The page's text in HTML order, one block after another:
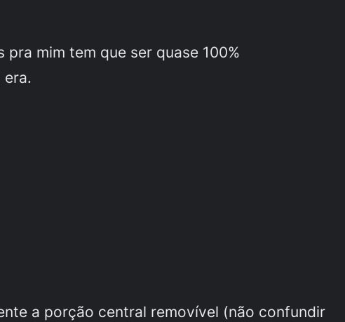
mim tem que ser quase 100%
era.
a porção central removível (não confundir